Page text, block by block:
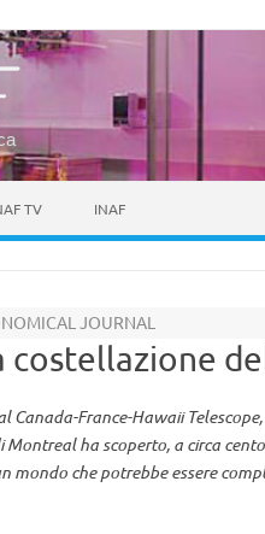
TV INAF
JOURNAL
costellazione
Canada-France-Hawaii
ha scoperto, a circa
mondo che potrebbe essere